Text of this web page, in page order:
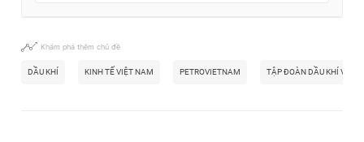
Khám phá thêm chủ đề
DẦU KHÍ KINH TẾ VIỆT NAM PETROVIETNAM TẬP ĐOÀN DẦU KHÍ VIỆT